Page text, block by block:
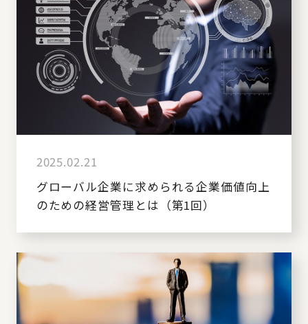
2025.02.21
グローバル企業に求められる企業価値向上
のための経営管理とは（第1回）